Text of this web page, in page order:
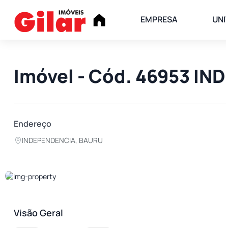
EMPRESA
Imóvel - Cód. 46953
Endereço
INDEPENDENCIA, BAURU
Visão Geral